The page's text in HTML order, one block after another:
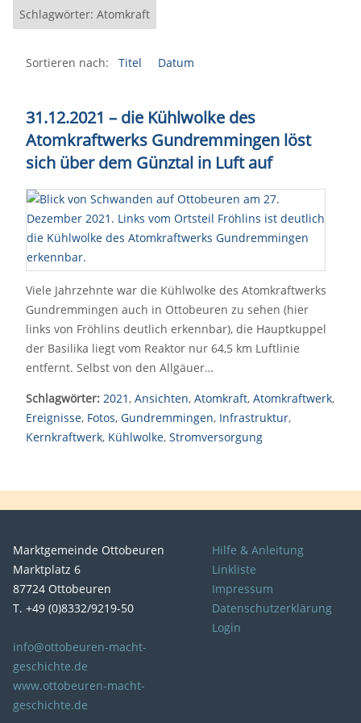
Schlagwörter: Atomkraft
Sortieren nach: Titel Datum
31.12.2021 – die Kühlwolke des
Atomkraftwerks Gundremmingen löst
sich über dem Günztal in Luft auf
Viele Jahrzehnte war die Kühlwolke des Atomkraftwerks
Gundremmingen auch in Ottobeuren zu sehen (hier
links von Fröhlins deutlich erkennbar), die Hauptkuppel
der Basilika liegt vom Reaktor nur 64,5 km Luftlinie
entfernt. Selbst von den Allgäuer…
Schlagwörter: 2021, Ansichten, Atomkraft, Atomkraftwerk,
Ereignisse, Fotos, Gundremmingen, Infrastruktur,
Kernkraftwerk, Kühlwolke, Stromversorgung
Marktgemeinde Ottobeuren
Marktplatz 6
87724 Ottobeuren
T. +49 (0)8332/9219-50
info@ottobeuren-macht-
geschichte.de
www.ottobeuren-macht-
geschichte.de
Hilfe & Anleitung
Linkliste
Impressum
Datenschutzerklärung
Login